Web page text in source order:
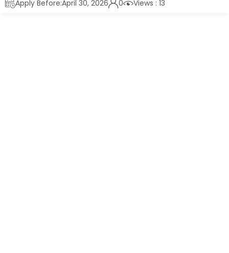
Apply Before:April 30, 2026
0 Views : 13